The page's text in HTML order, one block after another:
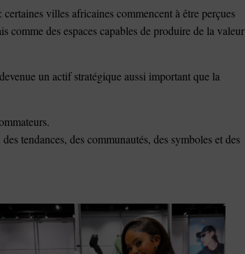
villes africaines commencent à être perçues
comme des espaces capables de produire de la valeur
un actif stratégique aussi important que la
tendances, des communautés, des symboles et des